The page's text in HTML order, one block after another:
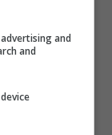
nuovo
and
and